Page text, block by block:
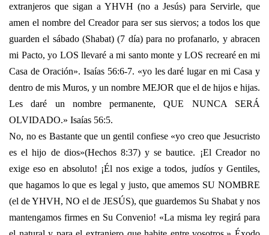
extranjeros que sigan a YHVH (no a Jesús) para Servirle, que
amen el nombre del Creador para ser sus siervos; a todos los que
guarden el sábado (Shabat) (7 día) para no profanarlo, y abracen
mi Pacto, yo LOS llevaré a mi santo monte y LOS recrearé en mi
Casa de Oración». Isaías 56:6-7. «yo les daré lugar en mi Casa y
dentro de mis Muros, y un nombre MEJOR que el de hijos e hijas.
Les daré un nombre permanente, QUE NUNCA SERÁ
OLVIDADO.» Isaías 56:5.
No, no es Bastante que un gentil confiese «yo creo que Jesucristo
es el hijo de dios»(Hechos 8:37) y se bautice. ¡El Creador no
exige eso en absoluto! ¡Él nos exige a todos, judíos y Gentiles,
que hagamos lo que es legal y justo, que amemos SU NOMBRE
(el de YHVH, NO el de JESÚS), que guardemos Su Shabat y nos
mantengamos firmes en Su Convenio! «La misma ley regirá para